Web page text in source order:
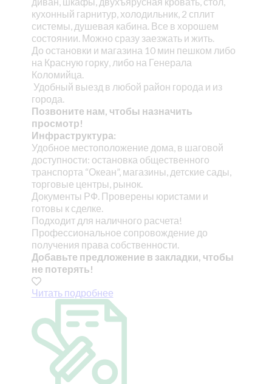
кухонный гарнитур, холодильник, 2 сплит
системы, душевая кабина. Все в хорошем
состоянии. Можно сразу заезжать и жить.
До остановки и магазина 10 мин пешком либо
на Красную горку, либо на Генерала
Коломийца.
Удобный выезд в любой район города и из
города.
Позвоните нам, чтобы назначить
просмотр!
Инфраструктура:
Удобное местоположение дома, в шаговой
доступности: остановка общественного
транспорта “Океан”, магазины, детские сады,
торговые центры, рынок.
Документы РФ. Проверены юристами и
готовы к сделке.
Подходит для наличного расчета!
Профессиональное сопровождение до
получения права собственности.
Добавьте предложение в закладки, чтобы
не потерять!
Читать подробнее